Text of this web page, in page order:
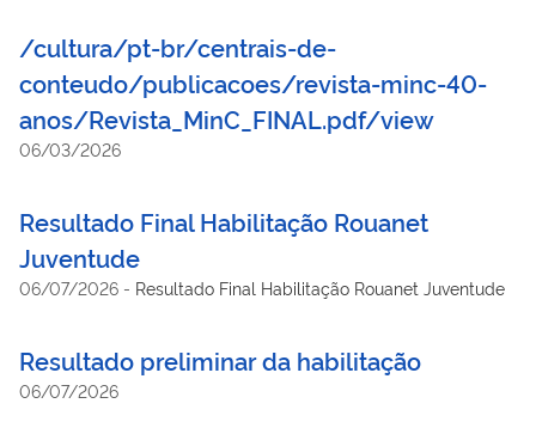
/cultura/pt-br/centrais-de-
conteudo/publicacoes/revista-minc-40-
anos/Revista_MinC_FINAL.pdf/view
06/03/2026
Resultado Final Habilitação Rouanet
Juventude
06/07/2026 - Resultado Final Habilitação Rouanet Juventude
Resultado preliminar da habilitação
06/07/2026